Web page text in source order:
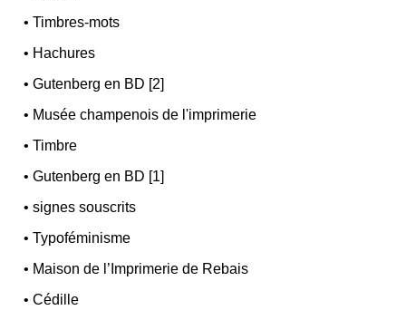
•Timbres-mots
• Hachures
•Gutenberg en BD [2]
• Musée champenois de l'imprimerie
•Timbre
•Gutenberg en BD [1]
•signes souscrits
•Typoféminisme
• Maison de l’Imprimerie de Rebais
•Cédille